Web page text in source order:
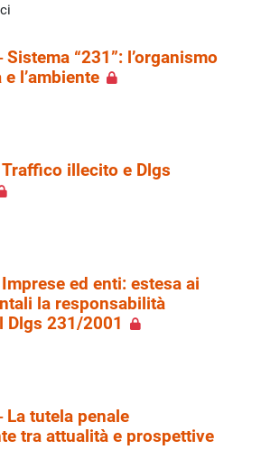
Sistema “231”: l’organismo
l’ambiente
Traffico illecito e Dlgs
Imprese ed enti: estesa ai
la responsabilità
Dlgs 231/2001
La tutela penale
tra attualità e prospettive